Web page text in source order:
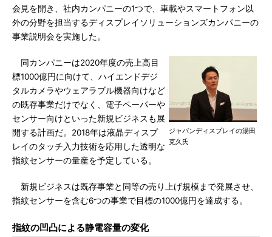
会見を開き、社内カンパニーの1つで、車載やスマートフォン以
外の分野を担当するディスプレイソリューションズカンパニーの
事業説明会を実施した。
ジャパンディスプレイの湯田
克久氏
同カンパニーは2020年度の売上高目
標1000億円に向けて、ハイエンドデジ
タルカメラやウェアラブル機器向けなど
の既存事業だけでなく、電子ペーパーや
センサー向けといった新規ビジネスも展
開する計画だ。2018年は液晶ディスプ
レイのタッチ入力技術を応用した透明な
指紋センサーの量産を予定している。
新規ビジネスは既存事業と同等の売り上げ規模まで発展させ、
指紋センサーを含む6つの事業で目標の1000億円を達成する。
指紋の凹凸による静電容量の変化